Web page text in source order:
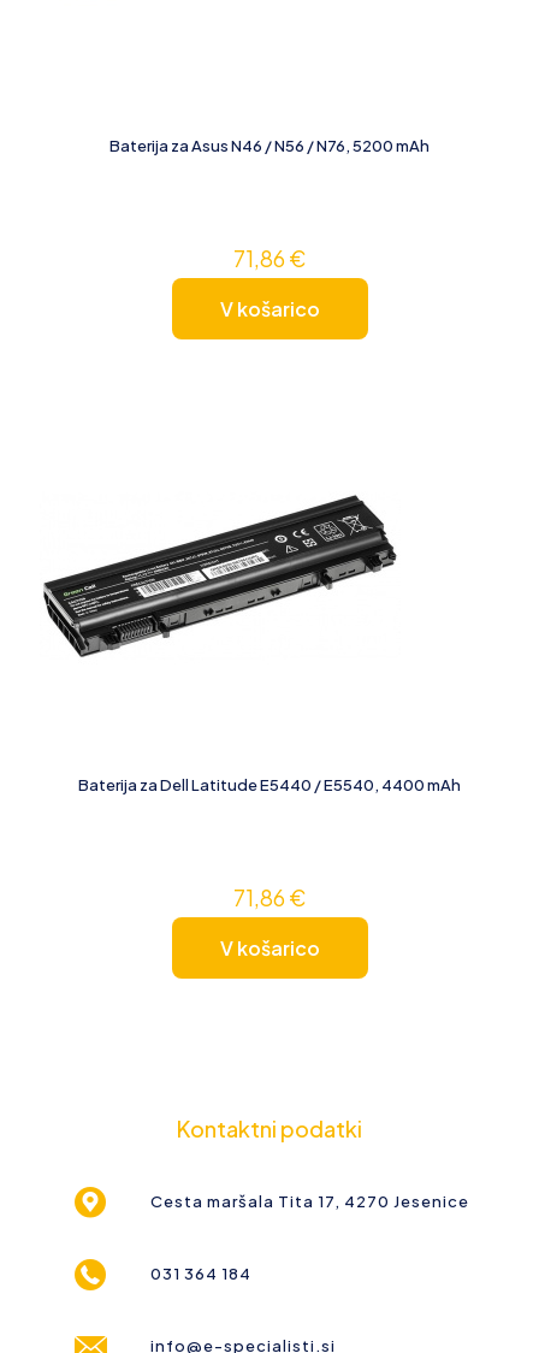
Baterija za Asus N46 / N56 / N76, 5200 mAh
71,86€
V košarico
Baterija za Dell Latitude E5440 / E5540, 4400 mAh
71,86€
V košarico
Kontaktni podatki
Cesta maršala Tita 17, 4270 Jesenice
031 364 184
info@e-specialisti.si